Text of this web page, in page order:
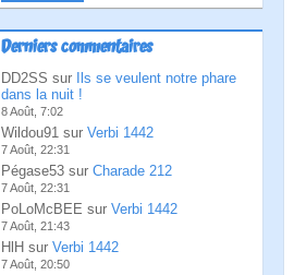
Derniers commentaires
DD2SS sur
Ils se veulent notre phare
dans la nuit !
8 Août, 7:02
Wildou91 sur Verbi 1442
7 Août, 22:31
Pégase53 sur Charade 212
7 Août, 22:31
PoLoMcBEE sur Verbi 1442
7 Août, 21:43
HlH sur Verbi 1442
7 Août, 20:50